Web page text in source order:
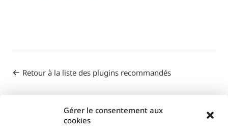
Gérer le consentement aux
cookies
Retour à la liste des plugins recommandés